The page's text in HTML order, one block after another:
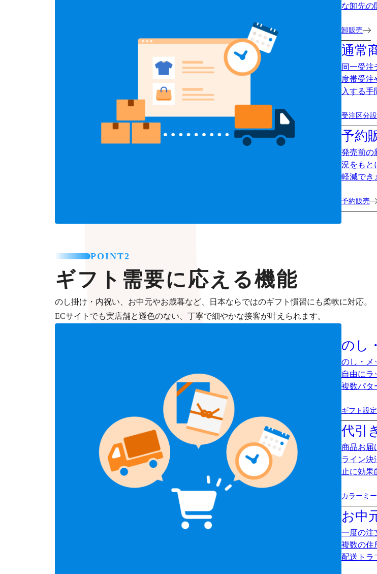
な卸先の
卸販売
通常
同一受注
度帯受注
入する手
受注区分
予約
発売前の
況をもと
軽減でき
予約販売
POINT2
ギフト需要に応える機能
のし掛け・内祝い、お中元やお歳暮など、日本ならではのギフト慣習にも柔軟に対応。
ECサイトでも実店舗と遜色のない、丁寧で細やかな接客が叶えられます。
のし
のし・メ
自由にラ
複数パタ
ギフト設定
代引
商品お届
ライン決
止に効果
カラーミ
お中
一度の注
複数の住
配送トラ